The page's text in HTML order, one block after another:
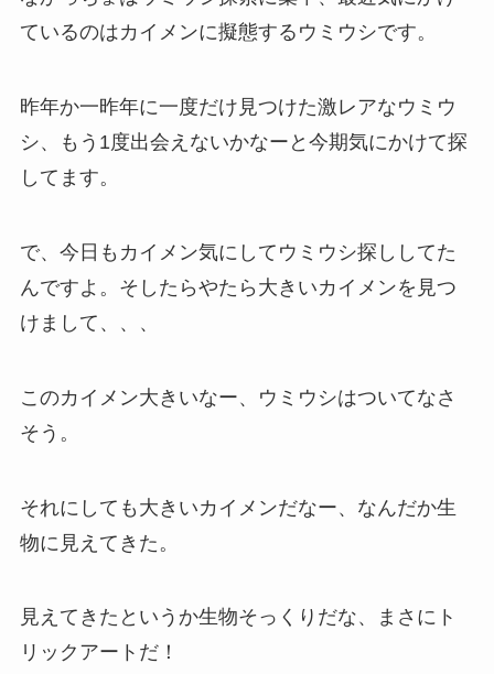
ているのはカイメンに擬態するウミウシです。
昨年か一昨年に一度だけ見つけた激レアなウミウ
シ、もう1度出会えないかなーと今期気にかけて探
してます。
で、今日もカイメン気にしてウミウシ探ししてた
んですよ。そしたらやたら大きいカイメンを見つ
けまして、、、
このカイメン大きいなー、ウミウシはついてなさ
そう。
それにしても大きいカイメンだなー、なんだか生
物に見えてきた。
見えてきたというか生物そっくりだな、まさにト
リックアートだ！